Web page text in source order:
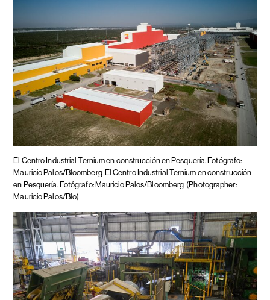
El Centro Industrial Ternium en construcción en Pesquería. Fotógrafo:
Mauricio Palos/Bloomberg El Centro Industrial Ternium en construcción
en Pesquería. Fotógrafo: Mauricio Palos/Bloomberg (Photographer:
Mauricio Palos/Blo)